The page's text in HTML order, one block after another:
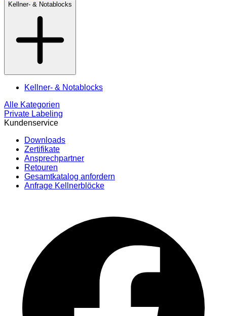
Kellner- & Notablocks
Kellner- & Notablocks
Alle Kategorien
Private Labeling
Kundenservice
Downloads
Zertifikate
Ansprechpartner
Retouren
Gesamtkatalog anfordern
Anfrage Kellnerblöcke